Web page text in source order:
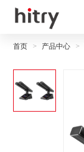
首页 > 产品中心 >